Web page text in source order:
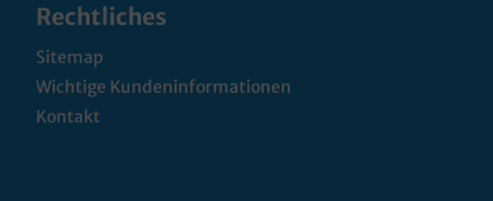
Rechtliches
Sitemap
Wichtige Kundeninformationen
Kontakt